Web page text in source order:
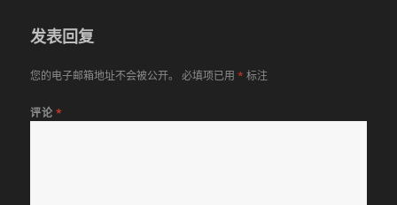
发表回复
您的电子邮箱地址不会被公开。 必填项已用* 标注
评论 *